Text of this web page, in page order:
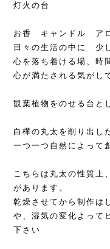
灯火の台
お香 キャンドル ア
日々の生活の中に 少
心を落ち着ける場、時
心が満たされる気がし
観葉植物をのせる台と
白樺の丸太を削り出し
一つ一つ自然によって
こちらは丸太の性質上
があります。
乾燥させてから制作は
や、湿気の変化よって
下さい